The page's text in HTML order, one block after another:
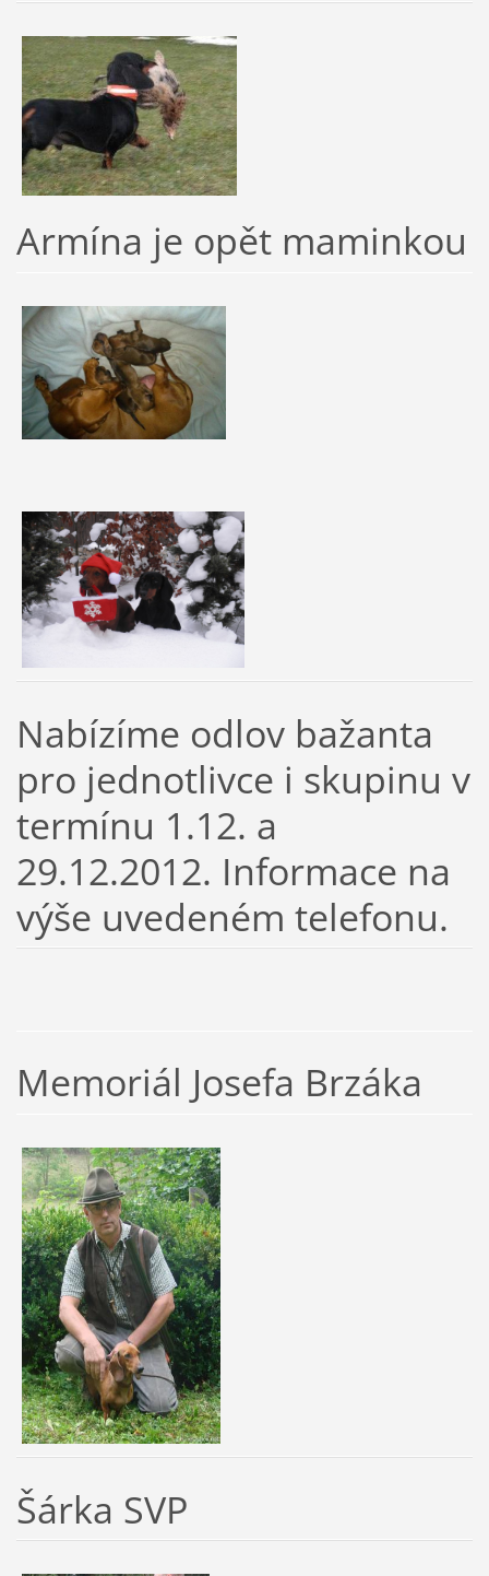
Armína je opět maminkou
Nabízíme odlov bažanta
pro jednotlivce i skupinu v
termínu 1.12. a
29.12.2012. Informace na
výše uvedeném telefonu.
Memoriál Josefa Brzáka
Šárka SVP